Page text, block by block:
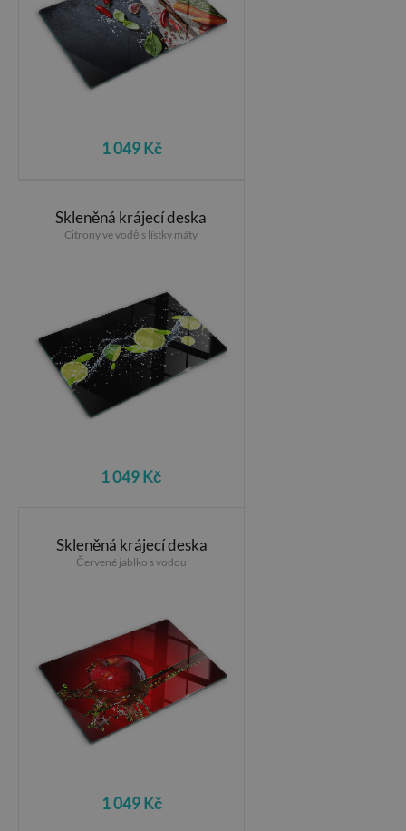
1 049 Kč
Skleněná krájecí deska
Citrony ve vodě s lístky máty
1 049 Kč
Skleněná krájecí deska
Červené jablko s vodou
1 049 Kč